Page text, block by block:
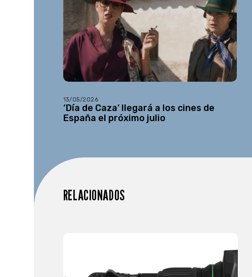
13/05/2026
‘Día de Caza’ llegará a los cines de
España el próximo julio
RELACIONADOS